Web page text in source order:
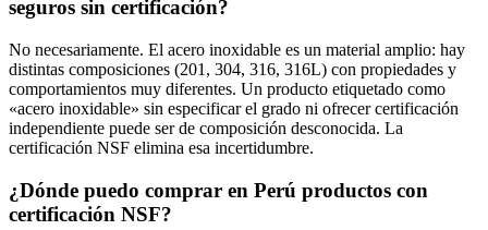
seguros sin certificación?
No necesariamente. El acero inoxidable es un material amplio: hay
distintas composiciones (201, 304, 316, 316L) con propiedades y
comportamientos muy diferentes. Un producto etiquetado como
«acero inoxidable» sin especificar el grado ni ofrecer certificación
independiente puede ser de composición desconocida. La
certificación NSF elimina esa incertidumbre.
¿Dónde puedo comprar en Perú productos con
certificación NSF?